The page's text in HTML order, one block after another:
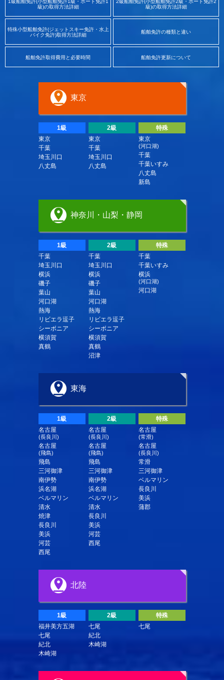
1級船舶免許(小型船舶免許1級・ボート免許1
級)の取得方法詳細
2級船舶免許(小型船舶免許2級・ボート免許2
級)の取得方法詳細
特殊小型船舶免許(ジェットスキー免許・水上
バイク免許)取得方法詳細
船舶免許の種類と違い
船舶免許取得費用と必要時間 船舶免許更新について
東京
1級
東京
千葉
埼玉川口
八丈島
2級
東京
千葉
埼玉川口
八丈島
特殊
東京
(河口湖)
千葉
千葉いすみ
八丈島
新島
神奈川・山梨・静岡
1級
千葉
埼玉川口
横浜
磯子
葉山
河口湖
熱海
リビエラ逗子
シーボニア
横須賀
真鶴
2級
千葉
埼玉川口
横浜
磯子
葉山
河口湖
熱海
リビエラ逗子
シーボニア
横須賀
真鶴
沼津
特殊
千葉
千葉いすみ
横浜
(河口湖)
河口湖
東海
1級
名古屋
(長良川)
名古屋
(飛島)
飛島
三河御津
南伊勢
浜名湖
ベルマリン
清水
焼津
長良川
美浜
河芸
西尾
2級
名古屋
(長良川)
名古屋
(飛島)
飛島
三河御津
南伊勢
浜名湖
ベルマリン
清水
長良川
美浜
河芸
西尾
特殊
名古屋
(常滑)
名古屋
(長良川)
常滑
三河御津
ベルマリン
長良川
美浜
蒲郡
北陸
1級
福井美方五湖
七尾
紀北
木崎湖
2級
七尾
紀北
木崎湖
特殊
七尾